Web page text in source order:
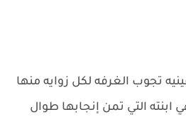
تجوب الغرفه لكل زوايه منها
ابنته التي تمن إنجابها طوال